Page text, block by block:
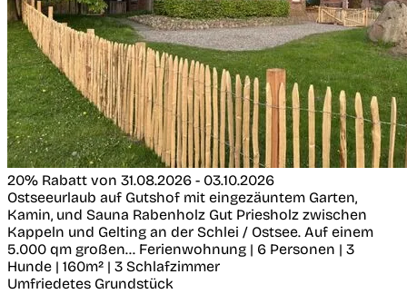
20% Rabatt von 31.08.2026 - 03.10.2026
Ostseeurlaub auf Gutshof mit eingezäuntem Garten,
Kamin, und Sauna Rabenholz Gut Priesholz zwischen
Kappeln und Gelting an der Schlei / Ostsee. Auf einem
5.000 qm großen... Ferienwohnung | 6 Personen | 3
Hunde | 160m² | 3 Schlafzimmer
Umfriedetes Grundstück